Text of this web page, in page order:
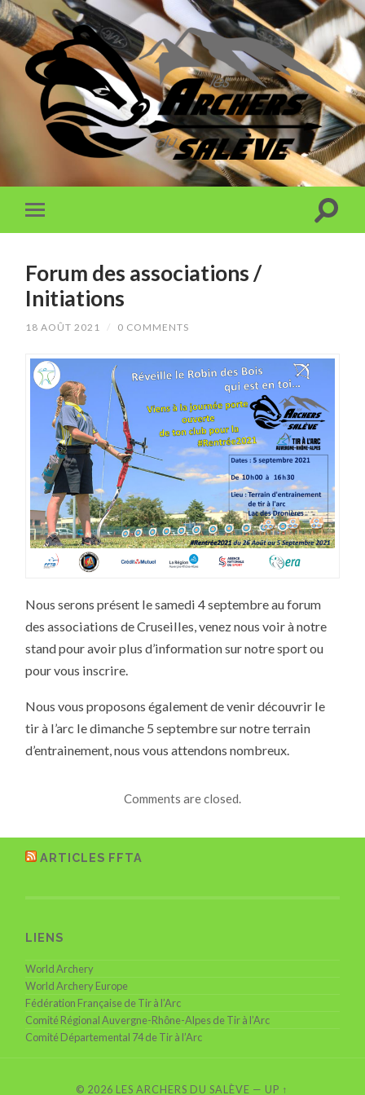
Forum des associations /
Initiations
18 AOÛT 2021 / 0 COMMENTS
Nous serons présent le samedi 4 septembre au forum
des associations de Cruseilles, venez nous voir à notre
stand pour avoir plus d’information sur notre sport ou
pour vous inscrire.
Nous vous proposons également de venir découvrir le
tir à l’arc le dimanche 5 septembre sur notre terrain
d’entrainement, nous vous attendons nombreux.
Comments are closed.
ARTICLES FFTA
LIENS
World Archery
World Archery Europe
Fédération Française de Tir à l’Arc
Comité Régional Auvergne-Rhône-Alpes de Tir à l’Arc
Comité Départemental 74 de Tir à l’Arc
© 2026 LES ARCHERS DU SALÈVE — UP ↑